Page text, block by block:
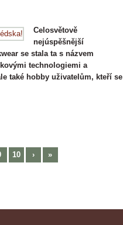
Celosvětově
nejúspěšnější
se stala ta s názvem
technologiemi a
také hobby uživatelům, kteří se
10 › »